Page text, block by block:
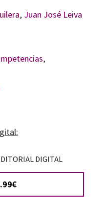
, Juan José Leiva
,
DIGITAL